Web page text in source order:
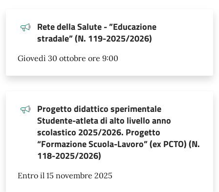
Rete della Salute - ”Educazione
stradale” (N. 119-2025/2026)
Giovedì 30 ottobre ore 9:00
Progetto didattico sperimentale
Studente-atleta di alto livello anno
scolastico 2025/2026. Progetto
“Formazione Scuola-Lavoro” (ex PCTO) (N.
118-2025/2026)
Entro il 15 novembre 2025